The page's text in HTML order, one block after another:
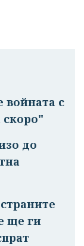
войната с
до
ще ги